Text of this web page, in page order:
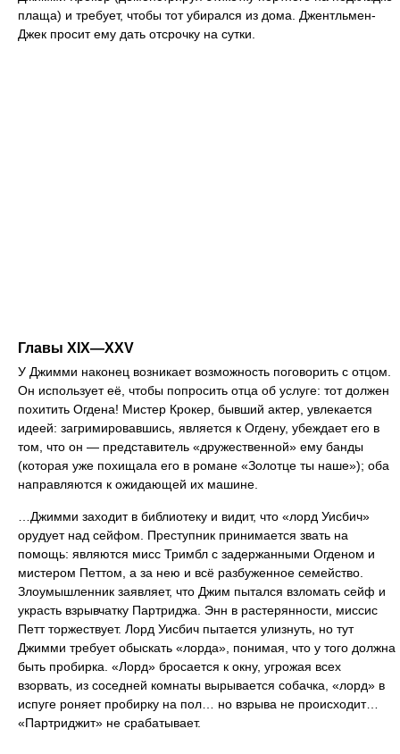
плаща) и требует, чтобы тот убирался из дома. Джентльмен-
Джек просит ему дать отсрочку на сутки.
Главы XIX—XXV
У Джимми наконец возникает возможность поговорить с отцом.
Он использует её, чтобы попросить отца об услуге: тот должен
похитить Огдена! Мистер Крокер, бывший актер, увлекается
идеей: загримировавшись, является к Огдену, убеждает его в
том, что он — представитель «дружественной» ему банды
(которая уже похищала его в романе «Золотце ты наше»); оба
направляются к ожидающей их машине.
…Джимми заходит в библиотеку и видит, что «лорд Уисбич»
орудует над сейфом. Преступник принимается звать на
помощь: являются мисс Тримбл с задержанными Огденом и
мистером Петтом, а за нею и всё разбуженное семейство.
Злоумышленник заявляет, что Джим пытался взломать сейф и
украсть взрывчатку Партриджа. Энн в растерянности, миссис
Петт торжествует. Лорд Уисбич пытается улизнуть, но тут
Джимми требует обыскать «лорда», понимая, что у того должна
быть пробирка. «Лорд» бросается к окну, угрожая всех
взорвать, из соседней комнаты вырывается собачка, «лорд» в
испуге роняет пробирку на пол… но взрыва не происходит…
«Партриджит» не срабатывает.